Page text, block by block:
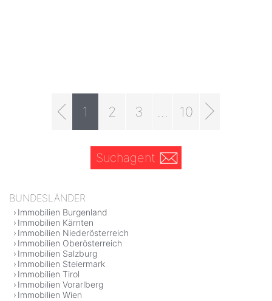
1 2 3 10
Suchagent
BUNDESLÄNDER
Immobilien Burgenland
Immobilien Kärnten
Immobilien Niederösterreich
Immobilien Oberösterreich
Immobilien Salzburg
Immobilien Steiermark
Immobilien Tirol
Immobilien Vorarlberg
Immobilien Wien